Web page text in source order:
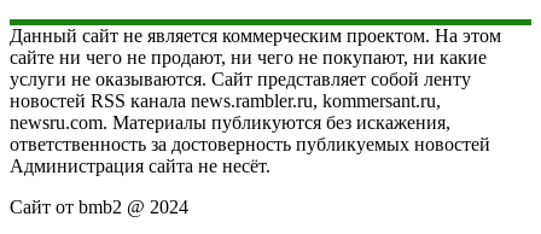
Данный сайт не является коммерческим проектом. На этом
сайте ни чего не продают, ни чего не покупают, ни какие
услуги не оказываются. Сайт представляет собой ленту
новостей RSS канала news.rambler.ru, kommersant.ru,
newsru.com. Материалы публикуются без искажения,
ответственность за достоверность публикуемых новостей
Администрация сайта не несёт.
Сайт от bmb2 @ 2024